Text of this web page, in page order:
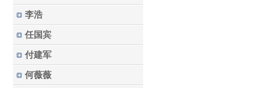
李浩
任国宾
付建军
何薇薇